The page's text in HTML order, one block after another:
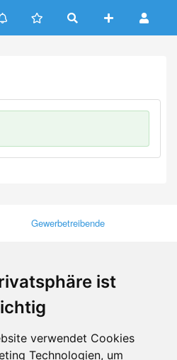
ist
verwendet Cookies
Technologien, um
Gewerbetreibende
Medien
Facebook
Twitter